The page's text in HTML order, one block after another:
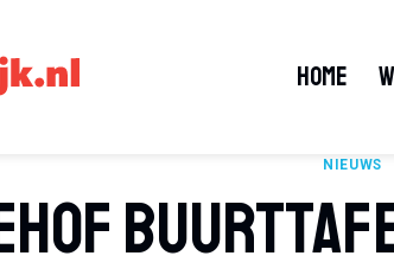
HOME
NIEUWS